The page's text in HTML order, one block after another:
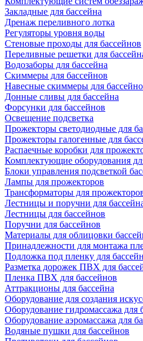
Закладные для бассейна
Дренаж переливного лотка
Регуляторы уровня воды
Стеновые проходы для бассейнов
Переливные решетки для
Водозаборы для бассейна
Скиммеры для бассейнов
Навесные скиммеры для
Донные сливы для бассейна
Форсунки для бассейнов
Освещение подсветка
Прожекторы светодиодные для
Прожекторы галогенные для
Распаечные коробки для
Комплектующие оборудования
Блоки управления подсветкой
Лампы для прожекторов
Трансформаторы для
Лестницы и поручни для
Лестницы для бассейнов
Поручни для бассейнов
Материалы для облицовки
Принадлежности для монтажа
Подложка под пленку для
Разметка дорожек ПВХ для
Пленка ПВХ для бассейнов
Аттракционы для бассейна
Оборудование для создания
Оборудование гидромассажа для
Оборудование аэромассажа для
Водяные пушки для бассейнов